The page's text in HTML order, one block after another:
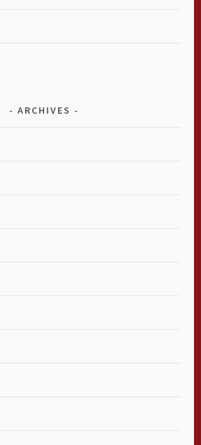
ARCHIVES